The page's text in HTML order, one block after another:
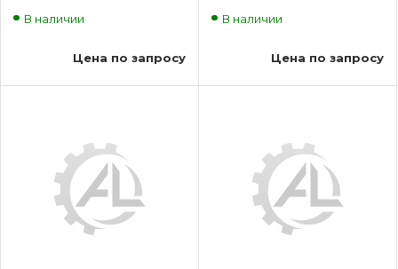
В наличии
Цена по запросу
В наличии
Цена по запросу